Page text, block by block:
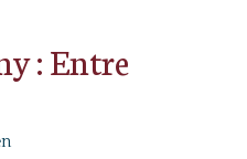
: Entre